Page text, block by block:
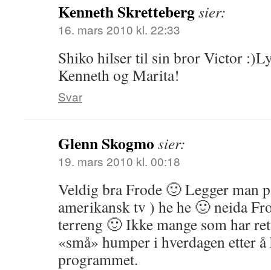
Kenneth Skrettebergsier:
16. mars 2010 kl. 22:33
Shiko hilser til sin bror Victor
Kenneth og Marita!
Svar
Glenn Skogmo sier:
19. mars 2010 kl. 00:18
Veldig bra Frode 🙂 Legger man
amerikansk tv ) he he 🙂 neida
terreng 🙂 Ikke mange som har
«små» humper i hverdagen etter å
programmet.